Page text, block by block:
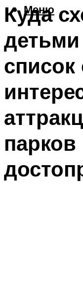
Меню
Куда
парков